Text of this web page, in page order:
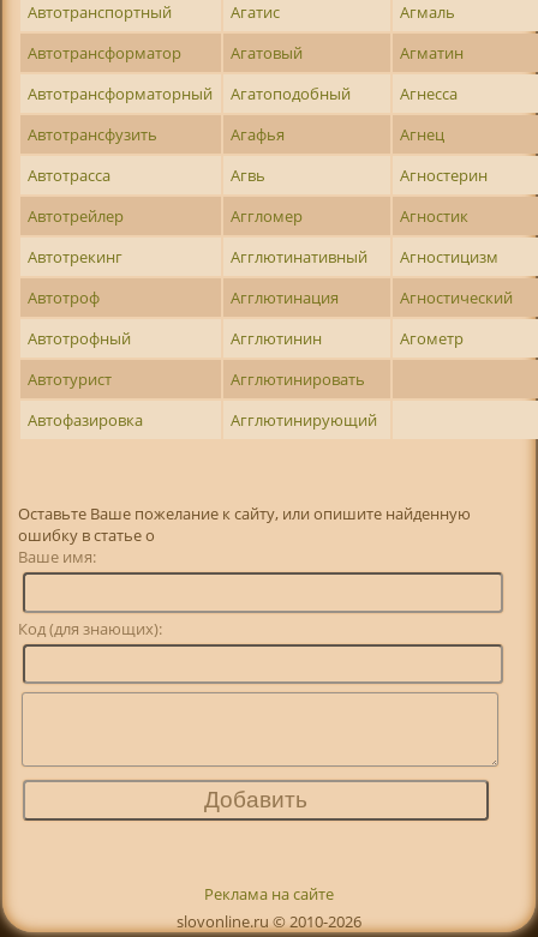
Автотранспортный
Агатис
Агмаль
Автотрансформатор
Агатовый
Агматин
Автотрансформаторный
Агатоподобный
Агнесса
Автотрансфузить
Агафья
Агнец
Автотрасса
Агвь
Агностерин
Автотрейлер
Аггломер
Агностик
Автотрекинг
Агглютинативный
Агностицизм
Автотроф
Агглютинация
Агностический
Автотрофный
Агглютинин
Агометр
Автотурист
Агглютинировать
Автофазировка
Агглютинирующий
Оставьте Ваше пожелание к сайту, или опишите найденную
ошибку в статье о
Ваше имя:
Код (для знающих):
Реклама на сайте
slovonline.ru © 2010-2026